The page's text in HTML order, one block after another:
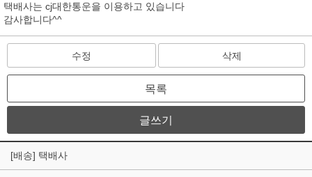
택배사는 cj대한통운을 이용하고 있습니다
감사합니다^^
수정 삭제
목록
글쓰기
[배송] 택배사